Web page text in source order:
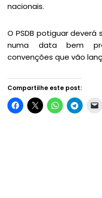
nacionais.
O PSDB potiguar
numa data bem
convenções que vão
Compartilhe este post: